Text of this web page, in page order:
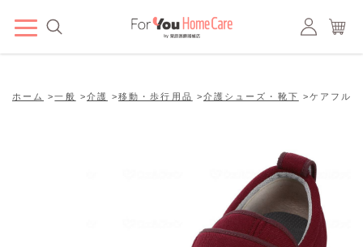
ホーム >一般 >介護 >移動・歩行用品 >介護シューズ・靴下 >ケアフル